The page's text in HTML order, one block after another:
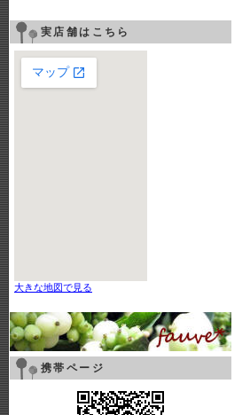
実店舗はこちら
大きな地図で見る
携帯ページ